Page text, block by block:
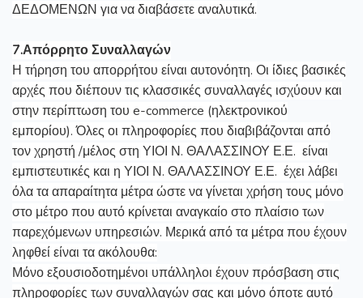
ΔΕΔΟΜΕΝΩΝ για να διαβάσετε αναλυτικά.
7.Απόρρητο Συναλλαγών
Η τήρηση του απορρήτου είναι αυτονόητη. Οι ίδιες βασικές
αρχές που διέπουν τις κλασσικές συναλλαγές ισχύουν και
στην περίπτωση του e-commerce (ηλεκτρονικού
εμπορίου). Όλες οι πληροφορίες που διαβιβάζονται από
τον χρηστή /μέλος στη ΥΙΟΙ Ν. ΘΑΛΑΣΣΙΝΟΥ Ε.Ε. είναι
εμπιστευτικές και η ΥΙΟΙ Ν. ΘΑΛΑΣΣΙΝΟΥ Ε.Ε. έχει λάβει
όλα τα απαραίτητα μέτρα ώστε να γίνεται χρήση τους μόνο
στο μέτρο που αυτό κρίνεται αναγκαίο στο πλαίσιο των
παρεχόμενων υπηρεσιών. Μερικά από τα μέτρα που έχουν
ληφθεί είναι τα ακόλουθα:
Μόνο εξουσιοδοτημένοι υπάλληλοι έχουν πρόσβαση στις
πληροφορίες των συναλλαγών σας και μόνο όποτε αυτό